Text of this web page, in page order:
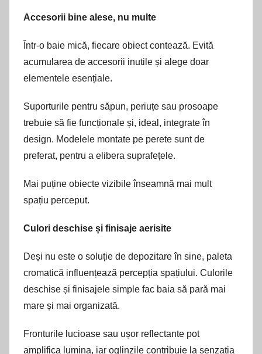
Accesorii bine alese, nu multe
Într-o baie mică, fiecare obiect contează. Evită
acumularea de accesorii inutile și alege doar
elementele esențiale.
Suporturile pentru săpun, periuțe sau prosoape
trebuie să fie funcționale și, ideal, integrate în
design. Modelele montate pe perete sunt de
preferat, pentru a elibera suprafețele.
Mai puține obiecte vizibile înseamnă mai mult
spațiu perceput.
Culori deschise și finisaje aerisite
Deși nu este o soluție de depozitare în sine, paleta
cromatică influențează percepția spațiului. Culorile
deschise și finisajele simple fac baia să pară mai
mare și mai organizată.
Fronturile lucioase sau ușor reflectante pot
amplifica lumina, iar oglinzile contribuie la senzația